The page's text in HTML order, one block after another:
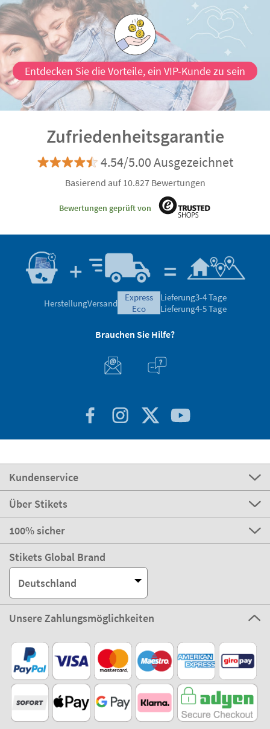
Entdecken Sie die Vorteile, ein VIP-Kunde zu sein
Zufriedenheitsgarantie
4.54/5.00 Ausgezeichnet
Basierend auf 10.827 Bewertungen
Bewertungen geprüft von
HerstellungVersand
express
eco
Lieferung3-4 Tage
Lieferung4-5 Tage
Brauchen Sie Hilfe?
Kundenservice
Über Stikets
100% sicher
Stikets Global Brand
Deutschland
Unsere Zahlungsmöglichkeiten